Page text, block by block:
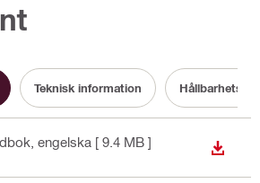
Teknisk information
, engelska [ 9.4 MB ]
LADDA